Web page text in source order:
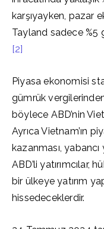
karşıyayken, pazar
Tayland sadece %5
[2]
Piyasa ekonomisi
gümrük
böylece ABD’nin
Ayrıca Vietnam’ın
kazanması, yabancı
ABD’li yatırımcılar,
bir ülkeye yatırım
hissedeceklerdir.